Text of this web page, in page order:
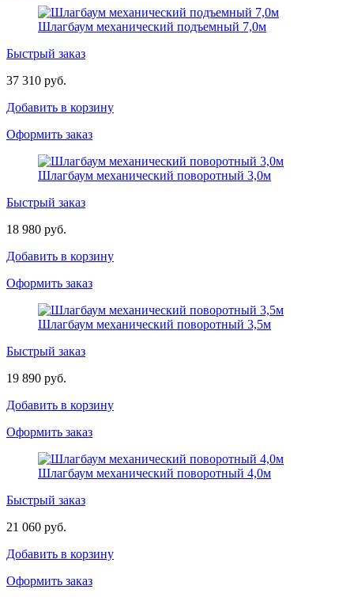
Шлагбаум механический подъемный 7,0м
Быстрый заказ
37 310 руб.
Добавить в корзину
Оформить заказ
Шлагбаум механический поворотный 3,0м
Быстрый заказ
18 980 руб.
Добавить в корзину
Оформить заказ
Шлагбаум механический поворотный 3,5м
Быстрый заказ
19 890 руб.
Добавить в корзину
Оформить заказ
Шлагбаум механический поворотный 4,0м
Быстрый заказ
21 060 руб.
Добавить в корзину
Оформить заказ